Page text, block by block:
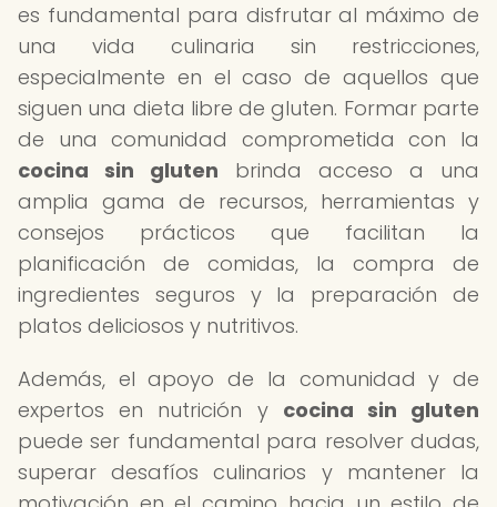
es fundamental para disfrutar al máximo de
una vida culinaria sin restricciones,
especialmente en el caso de aquellos que
siguen una dieta libre de gluten. Formar parte
de una comunidad comprometida con la
cocina sin gluten brinda acceso a una
amplia gama de recursos, herramientas y
consejos prácticos que facilitan la
planificación de comidas, la compra de
ingredientes seguros y la preparación de
platos deliciosos y nutritivos.
Además, el apoyo de la comunidad y de
expertos en nutrición y cocina sin gluten
puede ser fundamental para resolver dudas,
superar desafíos culinarios y mantener la